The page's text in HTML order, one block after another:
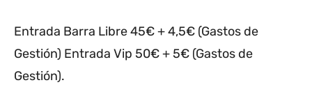
Entrada Barra Libre 45€ + 4,5€ (Gastos de
Gestión) Entrada Vip 50€ + 5€ (Gastos de
Gestión).